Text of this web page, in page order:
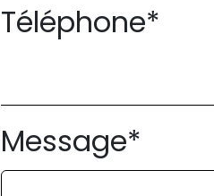
Téléphone*
Message*